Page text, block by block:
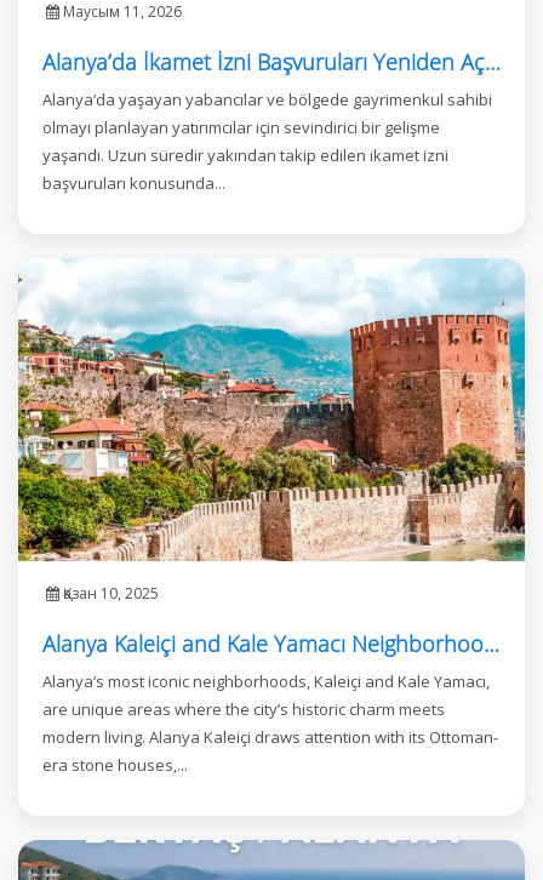
Маусым 11, 2026
Alanya’da İkamet İzni Başvuruları Yeniden Açıldı
Alanya’da yaşayan yabancılar ve bölgede gayrimenkul sahibi
olmayı planlayan yatırımcılar için sevindirici bir gelişme
yaşandı. Uzun süredir yakından takip edilen ikamet izni
başvuruları konusunda...
Қазан 10, 2025
Alanya Kaleiçi and Kale Yamacı Neighborhood: Where Investment Meets Luxury Living
Alanya’s most iconic neighborhoods, Kaleiçi and Kale Yamacı,
are unique areas where the city’s historic charm meets
modern living. Alanya Kaleiçi draws attention with its Ottoman-
era stone houses,...